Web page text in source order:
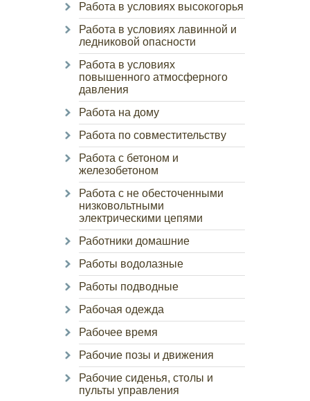
Работа в условиях высокогорья
Работа в условиях лавинной и
ледниковой опасности
Работа в условиях
повышенного атмосферного
давления
Работа на дому
Работа по совместительству
Работа с бетоном и
железобетоном
Работа с не обесточенными
низковольтными
электрическими цепями
Работники домашние
Работы водолазные
Работы подводные
Рабочая одежда
Рабочее время
Рабочие позы и движения
Рабочие сиденья, столы и
пульты управления